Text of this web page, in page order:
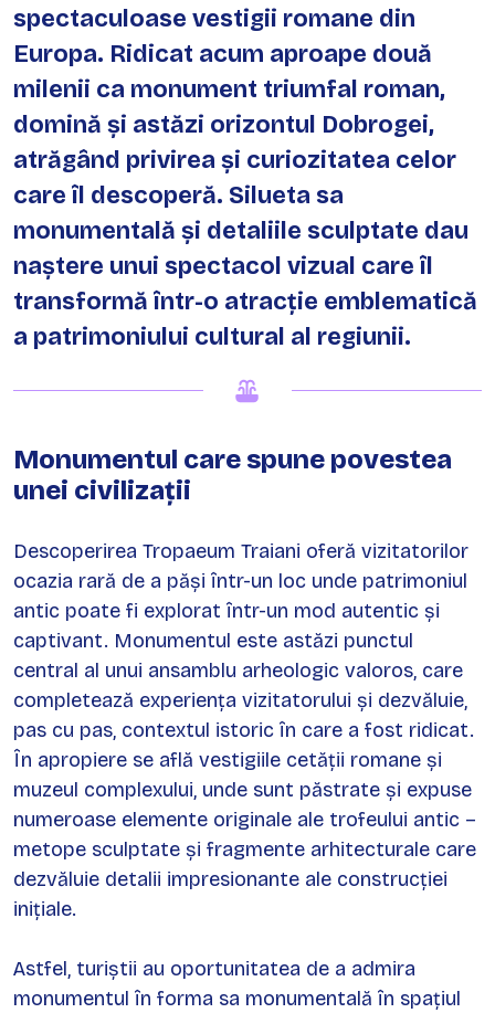
spectaculoase vestigii romane din
Europa. Ridicat acum aproape două
milenii ca monument triumfal roman,
domină și astăzi orizontul Dobrogei,
atrăgând privirea și curiozitatea celor
care îl descoperă. Silueta sa
monumentală și detaliile sculptate dau
naștere unui spectacol vizual care îl
transformă într-o atracție emblematică
a patrimoniului cultural al regiunii.
Monumentul care spune povestea
unei civilizații
Descoperirea Tropaeum Traiani oferă vizitatorilor
ocazia rară de a păși într-un loc unde patrimoniul
antic poate fi explorat într-un mod autentic și
captivant. Monumentul este astăzi punctul
central al unui ansamblu arheologic valoros, care
completează experiența vizitatorului și dezvăluie,
pas cu pas, contextul istoric în care a fost ridicat.
În apropiere se află vestigiile cetății romane și
muzeul complexului, unde sunt păstrate și expuse
numeroase elemente originale ale trofeului antic –
metope sculptate și fragmente arhitecturale care
dezvăluie detalii impresionante ale construcției
inițiale.
Astfel, turiștii au oportunitatea de a admira
monumentul în forma sa monumentală în spațiul